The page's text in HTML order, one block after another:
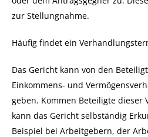
zur Stellungnahme.
Häufig findet ein
Das Gericht kann von den
Einkommens- und
geben. Kommen Beteiligte dieser
kann das Gericht selbständig
Beispiel bei Arbeitgebern, der